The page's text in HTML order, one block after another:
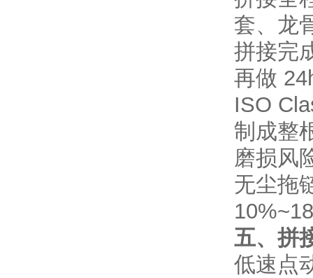
套、龙
拼接完
再做
ISO
制成整
磨损风
无尘拖
五、拼
低速点